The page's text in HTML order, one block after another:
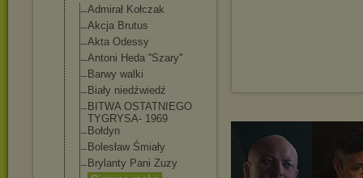
Admirał Kołczak
Akcja Brutus
Akta Odessy
Antoni Heda ''Szary''
Barwy walki
Biały niedźwiedź
BITWA OSTATNIEGO
TYGRYSA- 1969
Bołdyn
Bolesław Śmiały
Brylanty Pani Zuzy